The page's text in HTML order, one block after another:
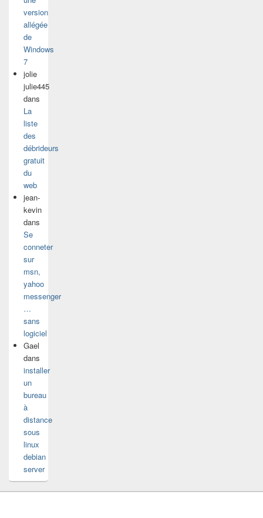
version
allégée
de
Windows
7
jolie
julie445
dans
La
liste
des
débrideurs
gratuit
du
web
jean-
kevin
dans
Se
conneter
sur
msn,
yahoo
messenger
…
sans
logiciel
Gael
dans
installer
un
bureau
à
distance
sous
linux
debian
server